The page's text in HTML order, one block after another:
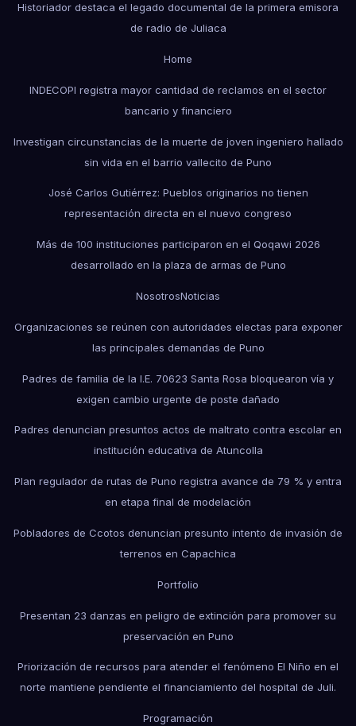
Historiador destaca el legado documental de la primera emisora
de radio de Juliaca
Home
INDECOPI registra mayor cantidad de reclamos en el sector
bancario y financiero
Investigan circunstancias de la muerte de joven ingeniero hallado
sin vida en el barrio vallecito de Puno
José Carlos Gutiérrez: Pueblos originarios no tienen
representación directa en el nuevo congreso
Más de 100 instituciones participaron en el Qoqawi 2026
desarrollado en la plaza de armas de Puno
NosotrosNoticias
Organizaciones se reúnen con autoridades electas para exponer
las principales demandas de Puno
Padres de familia de la I.E. 70623 Santa Rosa bloquearon vía y
exigen cambio urgente de poste dañado
Padres denuncian presuntos actos de maltrato contra escolar en
institución educativa de Atuncolla
Plan regulador de rutas de Puno registra avance de 79 % y entra
en etapa final de modelación
Pobladores de Ccotos denuncian presunto intento de invasión de
terrenos en Capachica
Portfolio
Presentan 23 danzas en peligro de extinción para promover su
preservación en Puno
Priorización de recursos para atender el fenómeno El Niño en el
norte mantiene pendiente el financiamiento del hospital de Juli.
Programación